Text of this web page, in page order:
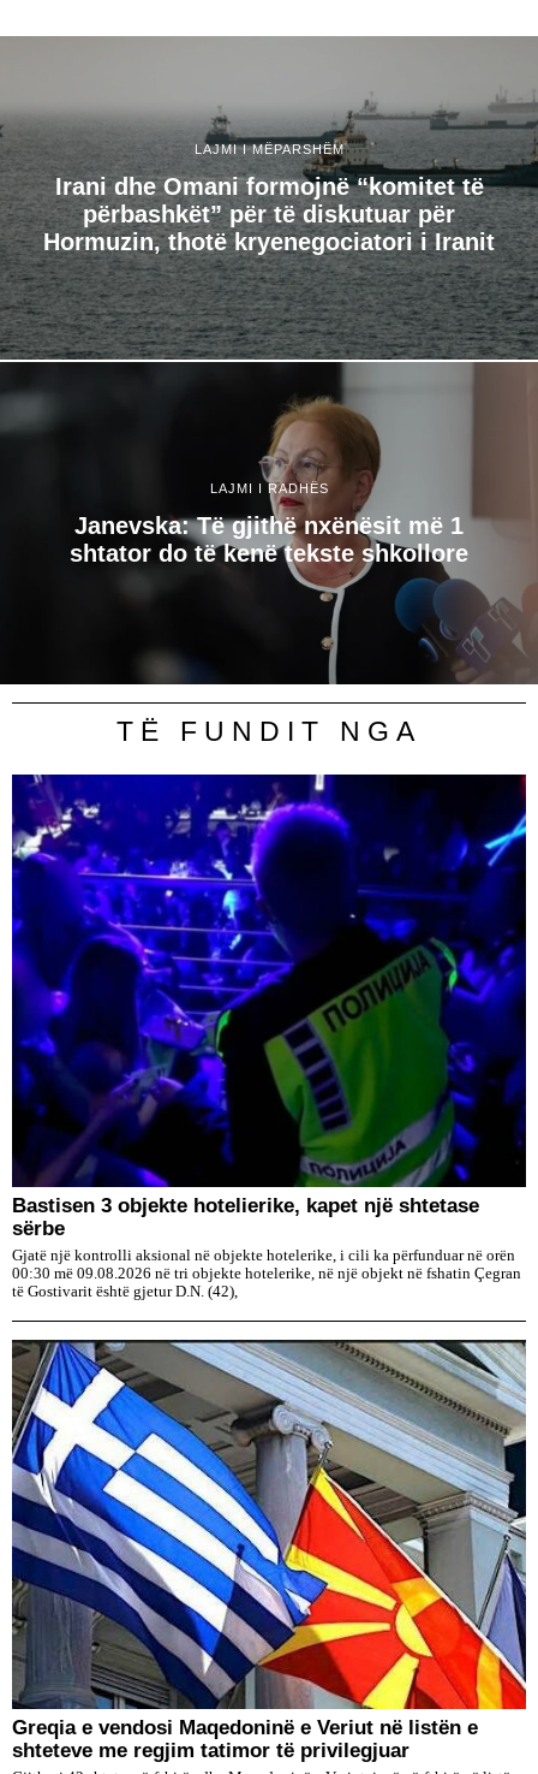
LAJMI I MËPARSHËM
Irani dhe Omani formojnë “komitet të
përbashkët” për të diskutuar për
Hormuzin, thotë kryenegociatori i Iranit
LAJMI I RADHËS
Janevska: Të gjithë nxënësit më 1
shtator do të kenë tekste shkollore
TË FUNDIT NGA
Bastisen 3 objekte hotelierike, kapet një shtetase
sërbe
Gjatë një kontrolli aksional në objekte hotelerike, i cili ka përfunduar në orën
00:30 më 09.08.2026 në tri objekte hotelerike, në një objekt në fshatin Çegran
të Gostivarit është gjetur D.N. (42),
Greqia e vendosi Maqedoninë e Veriut në listën e
shteteve me regjim tatimor të privilegjuar